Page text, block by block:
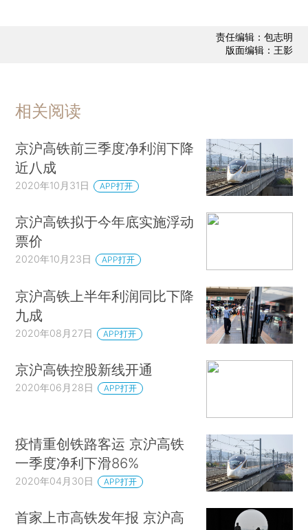
责任编辑：包志明
版面编辑：王影
相关阅读
京沪高铁前三季度净利润下降
近八成
2020年10月31日 APP打开
京沪高铁拟于今年底实施浮动
票价
2020年10月23日 APP打开
京沪高铁上半年利润同比下降
九成
2020年08月27日 APP打开
京沪高铁控股新线开通
2020年06月28日 APP打开
疫情重创铁路客运 京沪高铁
一季度净利下滑86%
2020年04月30日 APP打开
首家上市高铁发年报 京沪高